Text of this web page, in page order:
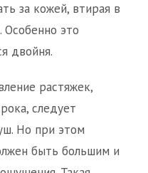
за кожей, втирая в
Особенно это
двойня.
растяжек,
следует
Но при этом
быть большим и